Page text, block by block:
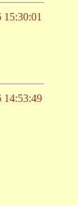
15:30:01
14:53:49